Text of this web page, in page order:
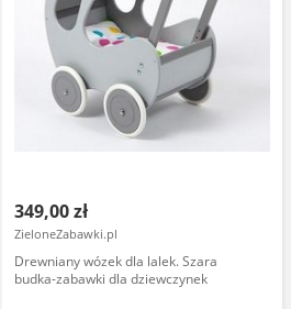
349,00 zł
ZieloneZabawki.pl
Drewniany wózek dla lalek. Szara
budka-zabawki dla dziewczynek